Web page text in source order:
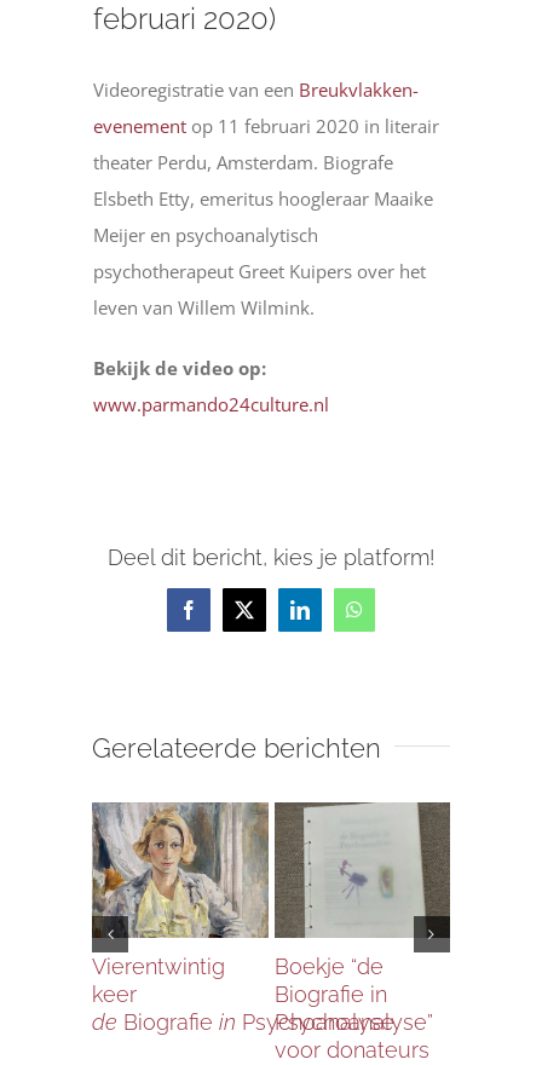
februari 2020)
Videoregistratie van een Breukvlakken-
evenementop 11 februari 2020 in literair
theater Perdu, Amsterdam. Biografe
Elsbeth Etty, emeritus hoogleraar Maaike
Meijer en psychoanalytisch
psychotherapeut Greet Kuipers over het
leven van Willem Wilmink.
Bekijk de video op:
www.parmando24culture.nl
Deel dit bericht, kies je platform!
Facebook
X LinkedInWhatsApp
Gerelateerde berichten
Vierentwintig
keer
de Biografiein Psychoanalyse
Boekje “de
Biografie in
Psychoanalyse”
voor donateurs